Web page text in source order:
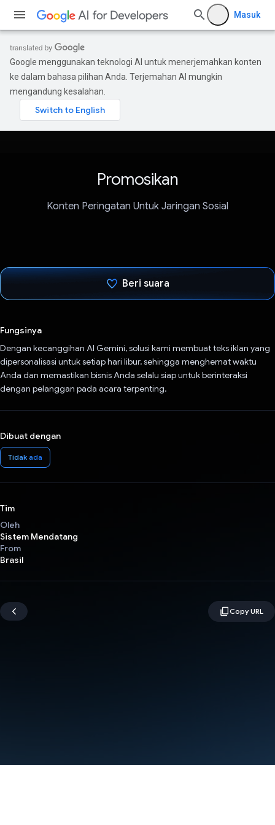
Masuk
Google menggunakan teknologi AI untuk menerjemahkan konten
ke dalam bahasa pilihan Anda. Terjemahan AI mungkin
mengandung kesalahan.
Promosikan
Konten Peringatan Untuk Jaringan Sosial
Beri suara
Fungsinya
Dengan kecanggihan AI Gemini, solusi kami membuat teks iklan yang
dipersonalisasi untuk setiap hari libur, sehingga menghemat waktu
Anda dan memastikan bisnis Anda selalu siap untuk berinteraksi
dengan pelanggan pada acara terpenting.
Dibuat dengan
Tidak ada
Tim
Oleh
Sistem Mendatang
From
Brasil